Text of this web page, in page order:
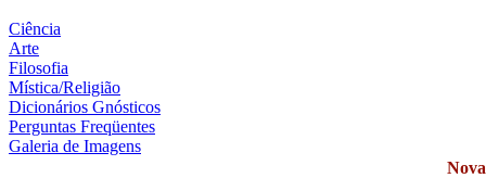
Ciência
Arte
Filosofia
Mística/Religião
Dicionários Gnósticos
Perguntas Freqüentes
Galeria de Imagens